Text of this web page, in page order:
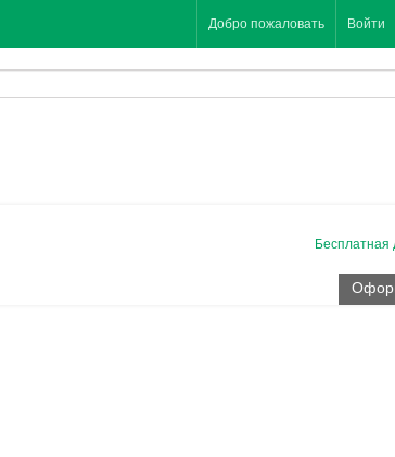
Добро пожаловать Войти
Бесплатная